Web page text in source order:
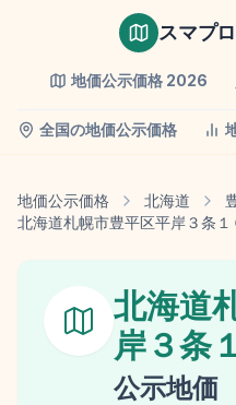
スマプ
地価公示価格 2026
全国の地価公示価格
地価公示価格 北海道
北海道札幌市豊平区平岸３条１
北海道
岸３条
公示地価